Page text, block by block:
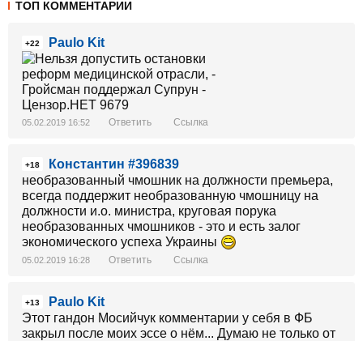
ТОП КОММЕНТАРИИ
+22 Paulo Kit
05.02.2019 16:52 Ответить Ссылка
+18
Константин #396839
необразованный чмошник на должности премьера,
всегда поддержит необразованную чмошницу на
должности и.о. министра, круговая порука
необразованных чмошников - это и есть залог
экономического успеха Украины
05.02.2019 16:28 Ответить Ссылка
+13
Paulo Kit
Этот гандон Мосийчук комментарии у себя в ФБ
закрыл после моих эссе о нём... Думаю не только от